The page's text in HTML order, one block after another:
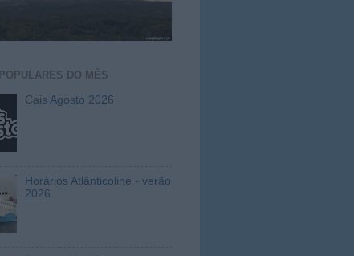
POPULARES DO MÊS
Cais Agosto 2026
Horários Atlânticoline - verão
2026